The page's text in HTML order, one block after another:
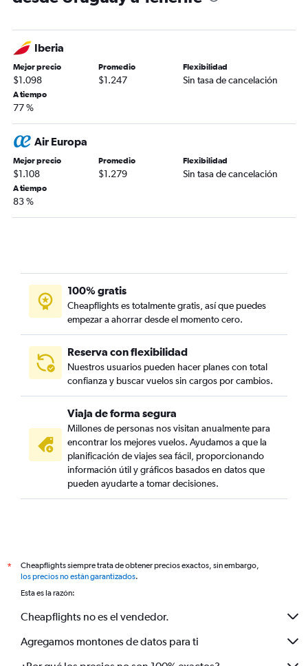
Iberia
Mejor precio
$1.098
Promedio
$1.247
Flexibilidad
Sin tasa de cancelación
A tiempo
77 %
Air Europa
Mejor precio
$1.108
Promedio
$1.279
Flexibilidad
Sin tasa de cancelación
A tiempo
83 %
100% gratis
Cheapflights es totalmente gratis, así que puedes
empezar a ahorrar desde el momento cero.
Reserva con flexibilidad
Nuestros usuarios pueden hacer planes con total
confianza y buscar vuelos sin cargos por cambios.
Viaja de forma segura
Millones de personas nos visitan anualmente para
encontrar los mejores vuelos. Ayudamos a que la
planificación de viajes sea fácil, proporcionando
información útil y gráficos basados en datos que
pueden ayudarte a tomar decisiones.
*
Cheapflights siempre trata de obtener precios exactos, sin embargo,
los precios no están garantizados.
Esta es la razón:
Cheapflights no es el vendedor.
Agregamos montones de datos para ti